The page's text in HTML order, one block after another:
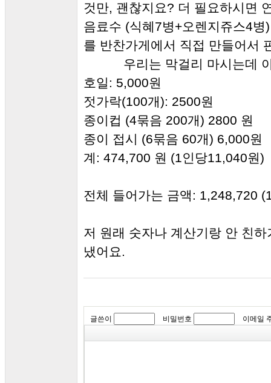
것만, 괜찮지요? 더 필요하시면
음료수 (식혜7병+오렌지쥬스4
를 반찬가게에서 직접 만들어서
우리는 막걸리 마시는데 아
호일: 5,000원
젓가락(100개): 2500원
종이컵 (4묶음 200개) 2800 원
종이 접시 (6묶음 60개) 6,000원
계: 474,700 원 (1인당11,040원)
전체 들어가는 금액: 1,248,720
저 원래 숫자나 계산기랑 안 친
냈어요.
글쓴이 비밀번호 이메일